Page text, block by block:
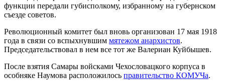
функции передали губисполкому, избранному на губернском
съезде советов.
Революционный комитет был вновь организован 17 мая 1918
года в связи со вспыхнувшим мятежом анархистов.
Председательствовал в нем все тот же Валериан Куйбышев.
После взятия Самары войсками Чехословацкого корпуса в
особняке Наумова расположилось правительство КОМУЧа.